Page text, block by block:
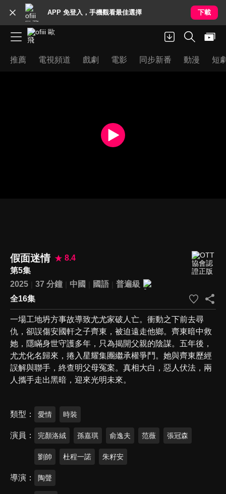
APP 免登入，手機觀看最佳選擇 下載
推薦 電視頻道 戲劇 電影 同步新番 動漫 短
假面迷情
8.4
第5集
2025
37 分鐘 中國 國語
普遍級
全16集
一場工地坍方事故導致尤尤家破人亡。衝動之下前去尋
仇，卻誤傷安國軒之子齊東，被迫遠走他鄉。齊東暗中救
她，隱瞞身世守護多年，只為揭開父親的陰謀。五年後，
尤尤化名歸來，捲入星耀集團繼承權爭鬥。她與齊東歷經
誤解與聯手，終查明父母冤案。真相大白，惡人伏法，兩
人攜手走出黑暗，迎來光明未來。
類型 愛情 時裝
演員 完顏洛絨 孫嘉琪 俞逸夫 范薇 張冠森
劉帥 杜程一諾 朱籽安
導演 陶聲